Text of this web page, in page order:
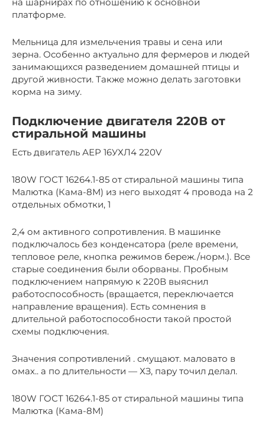
платформе.
Мельница для измельчения травы и сена или
зерна. Особенно актуально для фермеров и людей
занимающихся разведением домашней птицы и
другой живности. Также можно делать заготовки
корма на зиму.
Подключение двигателя 220В от
стиральной машины
Есть двигатель АЕР 16УХЛ4 220V
180W ГОСТ 16264.1-85 от стиральной машины типа
Малютка (Кама-8М) из него выходят 4 провода на 2
отдельных обмотки, 1
2,4 ом активного сопротивления. В машинке
подключалось без конденсатора (реле времени,
тепловое реле, кнопка режимов береж./норм.). Все
старые соединения были оборваны. Пробным
подключением напрямую к 220В выяснил
работоспособность (вращается, переключается
направление вращения). Есть сомнения в
длительной работоспособности такой простой
схемы подключения.
Значения сопротивлений . смущают. маловато в
омах.. а по длительности — ХЗ, пару точил делал.
180W ГОСТ 16264.1-85 от стиральной машины типа
Малютка (Кама-8М)